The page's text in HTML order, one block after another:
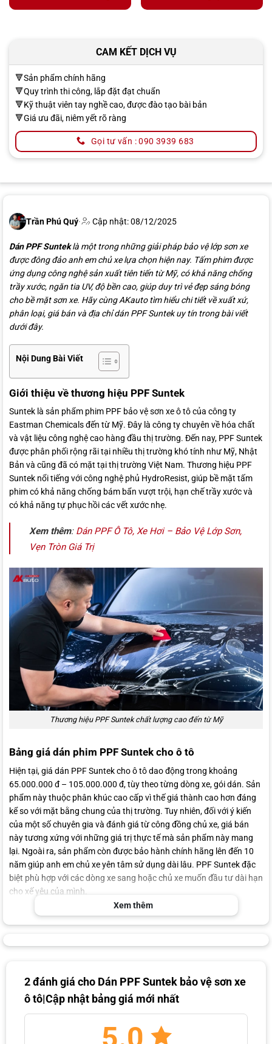
CAM KẾT DỊCH VỤ
🔻Sản phẩm chính hãng
🔻Quy trình thi công, lắp đặt đạt chuẩn
🔻Kỹ thuật viên tay nghề cao, được đào tạo bài bản
🔻Giá ưu đãi, niêm yết rõ ràng
Gọi tư vấn : 090 3939 683
Trần Phú Quý· Cập nhật: 08/12/2025
Dán PPF Sunteklà một trong những giải pháp bảo vệ lớp sơn xe
được đông đảo anh em chủ xe lựa chọn hiện nay. Tấm phim được
ứng dụng công nghệ sản xuất tiên tiến từ Mỹ, có khả năng chống
trầy xước, ngăn tia UV, độ bền cao, giúp duy trì vẻ đẹp sáng bóng
cho bề mặt sơn xe. Hãy cùng AKauto tìm hiểu chi tiết về xuất xứ,
phân loại, giá bán và địa chỉ dán PPF Suntek uy tín trong bài viết
dưới đây.
Nội Dung Bài Viết
Giới thiệu về thương hiệu PPF Suntek
Suntek là sản phẩm phim PPF bảo vệ sơn xe ô tô của công ty
Eastman Chemicals đến từ Mỹ. Đây là công ty chuyên về hóa chất
và vật liệu công nghệ cao hàng đầu thị trường. Đến nay, PPF Suntek
được phân phối rộng rãi tại nhiều thị trường khó tính như Mỹ, Nhật
Bản và cũng đã có mặt tại thị trường Việt Nam. Thương hiệu PPF
Suntek nổi tiếng với công nghệ phủ HydroResist, giúp bề mặt tấm
phim có khả năng chống bám bẩn vượt trội, hạn chế trầy xước và
có khả năng tự phục hồi các vết xước nhẹ.
Xem thêm: Dán PPF Ô Tô, Xe Hơi – Bảo Vệ Lớp Sơn,
Vẹn Tròn Giá Trị
Thương hiệu PPF Suntek chất lượng cao đến từ Mỹ
Bảng giá dán phim PPF Suntek cho ô tô
Hiện tại, giá dán PPF Suntek cho ô tô dao động trong khoảng
65.000.000 đ – 105.000.000 đ, tùy theo từng dòng xe, gói dán. Sản
phẩm này thuộc phân khúc cao cấp vì thế giá thành cao hơn đáng
kể so với mặt bằng chung của thị trường. Tuy nhiên, đối với ý kiến
của một số chuyên gia và đánh giá từ công đồng chủ xe, giá bán
này tương xứng với những giá trị thực tế mà sản phẩm này mang
lại. Ngoài ra, sản phẩm còn được bảo hành chính hãng lên đến 10
năm giúp anh em chủ xe yên tâm sử dụng dài lâu. PPF Suntek đặc
biệt phù hợp với các dòng xe sang hoặc chủ xe muốn đầu tư dài hạn
cho xế yêu của mình.
ĐĂNG KÝ TƯ VẤN MIỄN PHÍ
Xem thêm
2 đánh giá cho Dán PPF Suntek bảo vệ sơn xe
ô tô|Cập nhật bảng giá mới nhất